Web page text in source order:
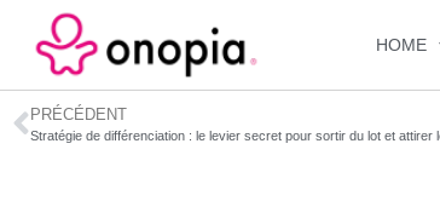
HOME
PRÉCÉDENT
Stratégie de différenciation : le levier secret pour sortir du lot et attirer